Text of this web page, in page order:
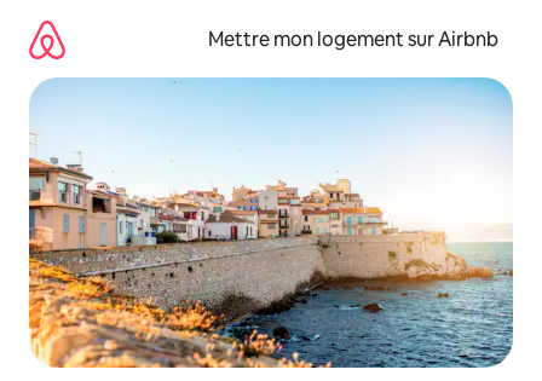
directement
contenu
Mettre mon logement sur Airbnb